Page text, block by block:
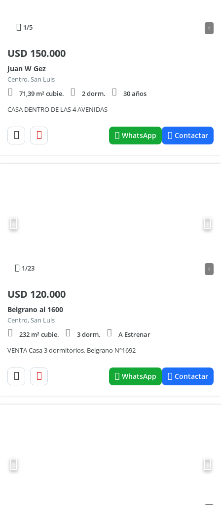
1/5 1
USD 150.000
Juan W Gez
Centro, San Luis
71,39 m² cubie.
2 dorm.
30 años
CASA DENTRO DE LAS 4 AVENIDAS
WhatsApp Contactar
1/23 1
USD 120.000
Belgrano al 1600
Centro, San Luis
232 m² cubie.
3 dorm.
A Estrenar
VENTA Casa 3 dormitorios. Belgrano Nº1692
WhatsApp Contactar